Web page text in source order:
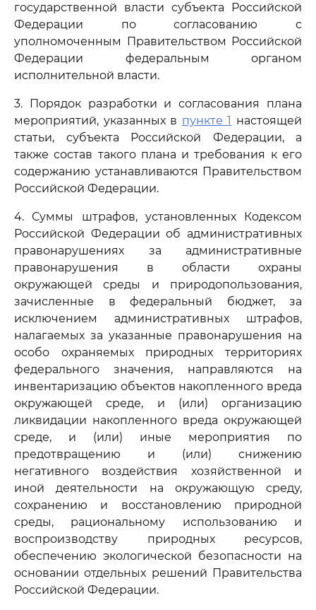
государственной власти субъекта Российской
Федерации по согласованию с
уполномоченным Правительством Российской
Федерации федеральным органом
исполнительной власти.
3. Порядок разработки и согласования плана
мероприятий, указанных в пункте 1 настоящей
статьи, субъекта Российской Федерации, а
также состав такого плана и требования к его
содержанию устанавливаются Правительством
Российской Федерации.
4. Суммы штрафов, установленных Кодексом
Российской Федерации об административных
правонарушениях за административные
правонарушения в области охраны
окружающей среды и природопользования,
зачисленные в федеральный бюджет, за
исключением административных штрафов,
налагаемых за указанные правонарушения на
особо охраняемых природных территориях
федерального значения, направляются на
инвентаризацию объектов накопленного вреда
окружающей среде, и (или) организацию
ликвидации накопленного вреда окружающей
среде, и (или) иные мероприятия по
предотвращению и (или) снижению
негативного воздействия хозяйственной и
иной деятельности на окружающую среду,
сохранению и восстановлению природной
среды, рациональному использованию и
воспроизводству природных ресурсов,
обеспечению экологической безопасности на
основании отдельных решений Правительства
Российской Федерации.